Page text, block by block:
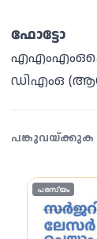
ഫോട്ടോ
എഎംഎംഒഐ
ഡിഎംഒ
പങ്കുവയ്ക്കുക
പരസ്യം